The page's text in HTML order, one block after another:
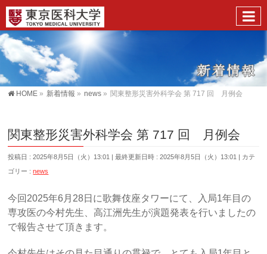
HOME » 新着情報 » news » 関東整形災害外科学会 第 717 回 月例会
関東整形災害外科学会 第 717 回 月例会
投稿日 : 2025年8月5日（火）13:01 最終更新日時 : 2025年8月5日（火）13:01
カテ
ゴリー :news
今回2025年6月28日に歌舞伎座タワーにて、入局1年目の
専攻医の今村先生、高江洲先生が演題発表を行いましたの
で報告させて頂きます。